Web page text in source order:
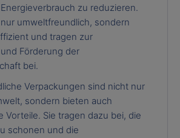
zu reduzieren.
umweltfreundlich, sondern
und tragen zur
Förderung der
bei.
Verpackungen sind nicht nur
sondern bieten auch
Vorteile. Sie tragen dazu bei, die
schonen und die